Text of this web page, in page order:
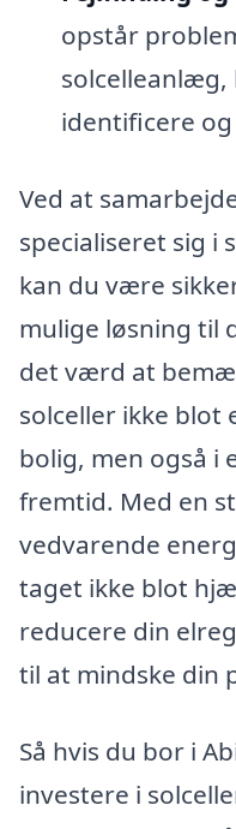
opstår
identificere
Ved at
specialiseret sig i
kan du være
mulige løsning til
det værd at
solceller ikke blot
bolig, men også i
fremtid. Med en
vedvarende
taget ikke blot
reducere din
til at mindske din
Så hvis du bor i
investere i